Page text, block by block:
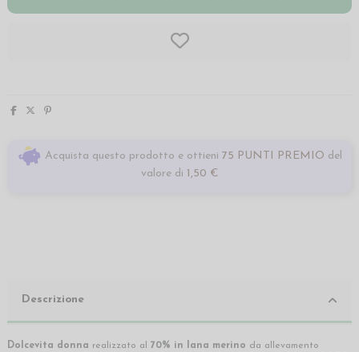
Acquista questo prodotto e ottieni 75 PUNTI PREMIO del
valore di 1,50 €
Descrizione
Dolcevita donna realizzato al 70% in lana merino da allevamento